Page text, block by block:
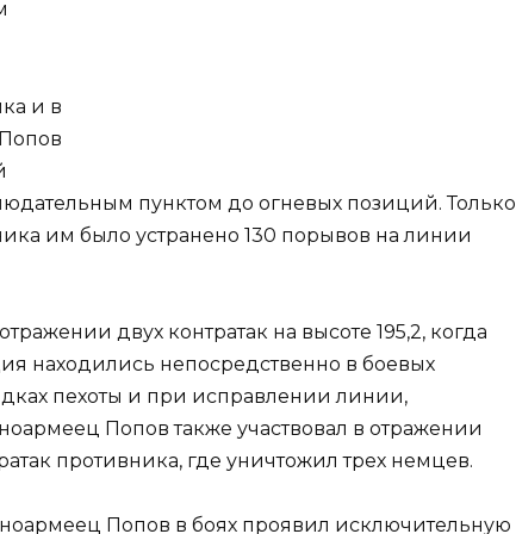
и в
пунктом до огневых позиций. Только
им было устранено 130 порывов на линии
двух контратак на высоте 195,2, когда
находились непосредственно в боевых
пехоты и при исправлении линии,
Попов также участвовал в отражении
противника, где уничтожил трех немцев.
Попов в боях проявил исключительную